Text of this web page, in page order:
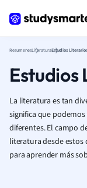
ResumenesLiteraturaEstudios Literarios
Estudios
La literatura es tan
significa que
diferentes. El campo
literatura desde estos
para aprender más